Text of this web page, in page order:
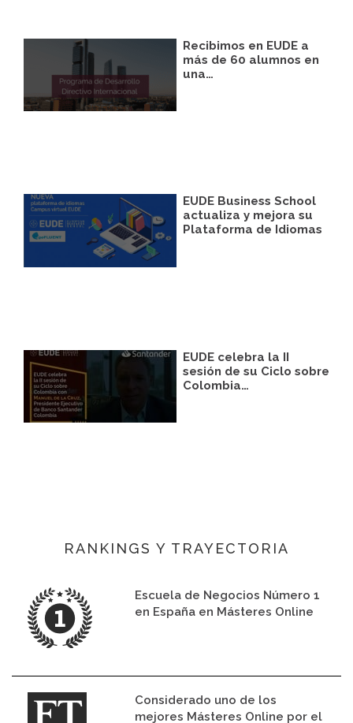
Recibimos en EUDE a
más de 60 alumnos en
una…
EUDE Business School
actualiza y mejora su
Plataforma de Idiomas
EUDE celebra la II
sesión de su Ciclo sobre
Colombia…
RANKINGS Y TRAYECTORIA
Escuela de Negocios Número 1
en España en Másteres Online
Considerado uno de los
mejores Másteres Online por el